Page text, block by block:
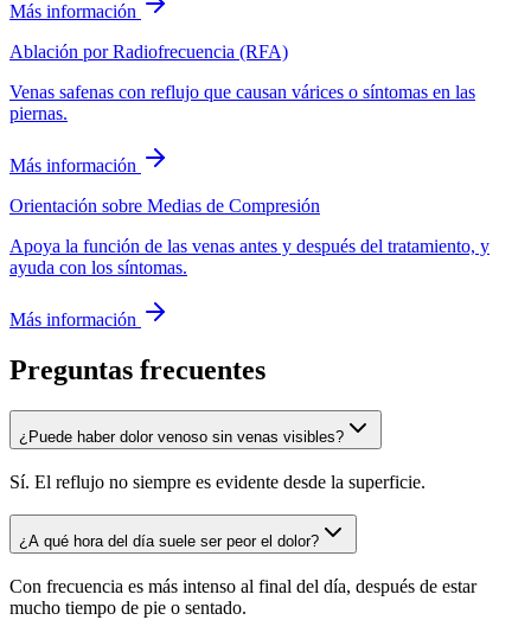
Más información
Ablación por Radiofrecuencia (RFA)
Venas safenas con reflujo que causan várices o síntomas en las
piernas.
Más información
Orientación sobre Medias de Compresión
Apoya la función de las venas antes y después del tratamiento, y
ayuda con los síntomas.
Más información
Preguntas frecuentes
¿Puede haber dolor venoso sin venas visibles?
Sí. El reflujo no siempre es evidente desde la superficie.
¿A qué hora del día suele ser peor el dolor?
Con frecuencia es más intenso al final del día, después de estar
mucho tiempo de pie o sentado.